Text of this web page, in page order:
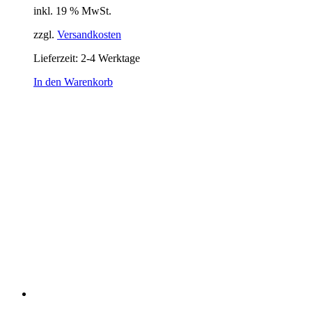
war:
ist:
inkl. 19 % MwSt.
zzgl. Versandkosten
Lieferzeit: 2-4 Werktage
In den Warenkorb